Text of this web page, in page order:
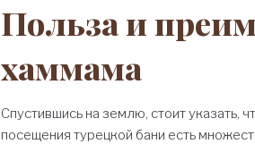
Польза и
хаммама
Спустившись на землю, стоит указать,
посещения турецкой бани есть